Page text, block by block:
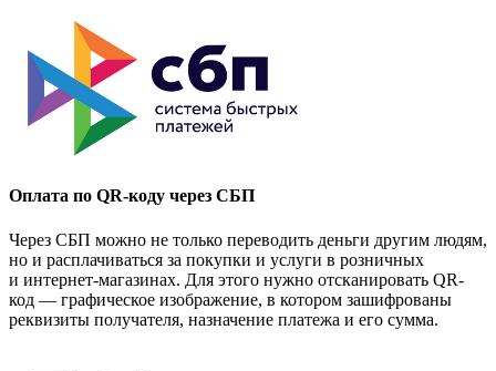
Оплата по QR-коду через СБП
Через СБП можно не только переводить деньги другим людям,
но и расплачиваться за покупки и услуги в розничных
и интернет-магазинах. Для этого нужно отсканировать QR-
код — графическое изображение, в котором зашифрованы
реквизиты получателя, назначение платежа и его сумма.